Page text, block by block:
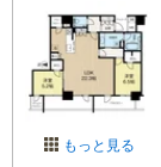
もっと見る